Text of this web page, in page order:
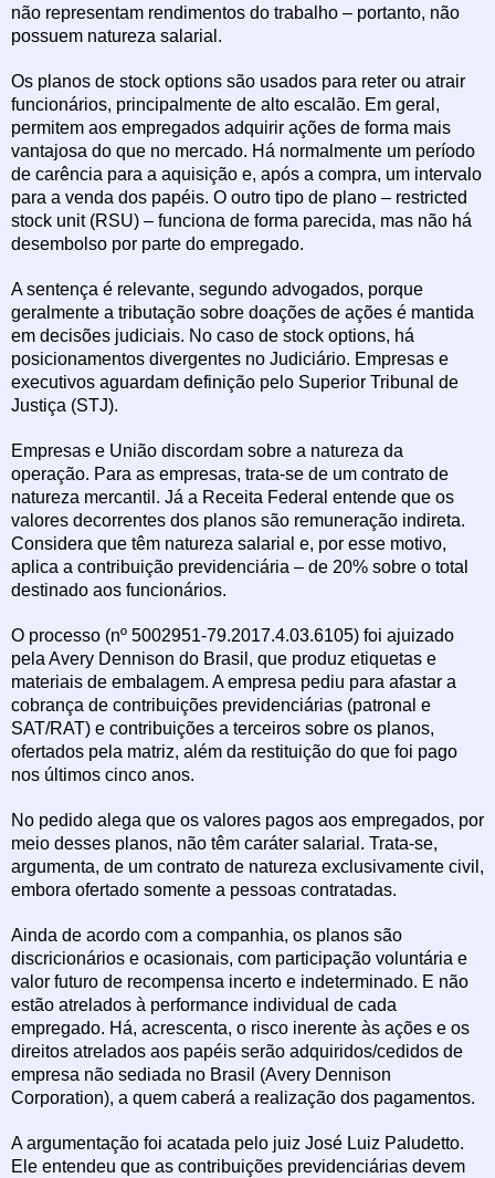
não representam rendimentos do trabalho – portanto, não
possuem natureza salarial.
Os planos de stock options são usados para reter ou atrair
funcionários, principalmente de alto escalão. Em geral,
permitem aos empregados adquirir ações de forma mais
vantajosa do que no mercado. Há normalmente um período
de carência para a aquisição e, após a compra, um intervalo
para a venda dos papéis. O outro tipo de plano – restricted
stock unit (RSU) – funciona de forma parecida, mas não há
desembolso por parte do empregado.
A sentença é relevante, segundo advogados, porque
geralmente a tributação sobre doações de ações é mantida
em decisões judiciais. No caso de stock options, há
posicionamentos divergentes no Judiciário. Empresas e
executivos aguardam definição pelo Superior Tribunal de
Justiça (STJ).
Empresas e União discordam sobre a natureza da
operação. Para as empresas, trata-se de um contrato de
natureza mercantil. Já a Receita Federal entende que os
valores decorrentes dos planos são remuneração indireta.
Considera que têm natureza salarial e, por esse motivo,
aplica a contribuição previdenciária – de 20% sobre o total
destinado aos funcionários.
O processo (nº 5002951-79.2017.4.03.6105) foi ajuizado
pela Avery Dennison do Brasil, que produz etiquetas e
materiais de embalagem. A empresa pediu para afastar a
cobrança de contribuições previdenciárias (patronal e
SAT/RAT) e contribuições a terceiros sobre os planos,
ofertados pela matriz, além da restituição do que foi pago
nos últimos cinco anos.
No pedido alega que os valores pagos aos empregados, por
meio desses planos, não têm caráter salarial. Trata-se,
argumenta, de um contrato de natureza exclusivamente civil,
embora ofertado somente a pessoas contratadas.
Ainda de acordo com a companhia, os planos são
discricionários e ocasionais, com participação voluntária e
valor futuro de recompensa incerto e indeterminado. E não
estão atrelados à performance individual de cada
empregado. Há, acrescenta, o risco inerente às ações e os
direitos atrelados aos papéis serão adquiridos/cedidos de
empresa não sediada no Brasil (Avery Dennison
Corporation), a quem caberá a realização dos pagamentos.
A argumentação foi acatada pelo juiz José Luiz Paludetto.
Ele entendeu que as contribuições previdenciárias devem